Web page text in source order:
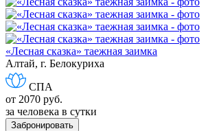
«Лесная сказка» таежная заимка
Алтай, г. Белокуриха
СПА
от 2070 руб.
за человека в сутки
Забронировать